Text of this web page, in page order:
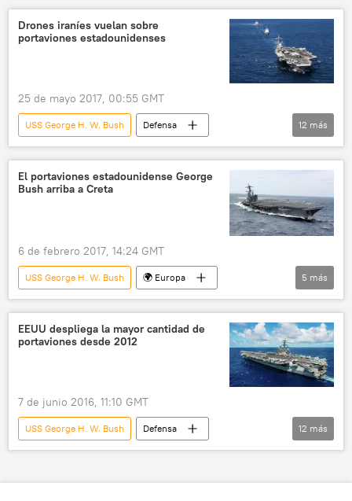
Al Raqa
mar Mediterráneo
liberación
ISIS
Drones iraníes vuelan sobre
portaviones estadounidenses
25 de mayo 2017, 00:55 GMT
USS George H. W. Bush
Defensa
Internacional
🌍 Oriente Medio
América del Norte
EEUU
Will Pennington
12 más
El portaviones estadounidense George
Bush arriba a Creta
6 de febrero 2017, 14:24 GMT
USS George H. W. Bush
🌍 Europa
Internacional
América del Norte
EEUU
Creta noticias
5 más
EEUU despliega la mayor cantidad de
portaviones desde 2012
7 de junio 2016, 11:10 GMT
USS George H. W. Bush
Defensa
Internacional
América del Norte
12 más